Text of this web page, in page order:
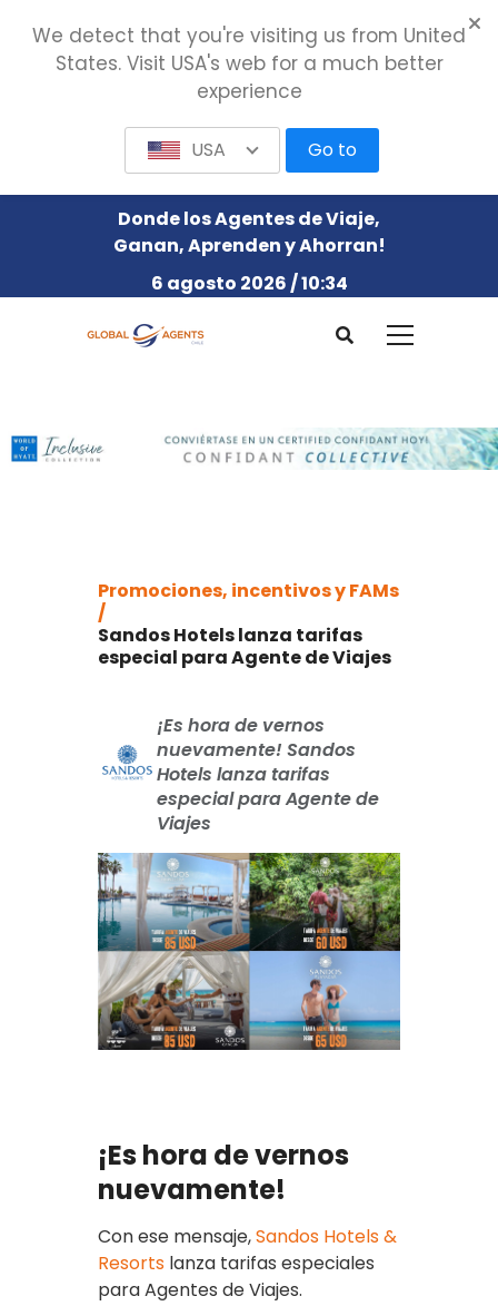
Donde los Agentes de Viaje,
Ganan, Aprenden y Ahorran!
6 agosto 2026 / 10:34
Promociones, incentivos y FAMs
/
Sandos Hotels lanza tarifas
especial para Agente de Viajes
¡Es hora de vernos
nuevamente! Sandos
Hotels lanza tarifas
especial para Agente de
Viajes
¡Es hora de vernos
nuevamente!
Con ese mensaje,Sandos Hotels &
Resorts lanza tarifas especiales
para Agentes de Viajes.
We detect that you're visiting us from United
States. Visit USA's web for a much better
experience
USA Go to